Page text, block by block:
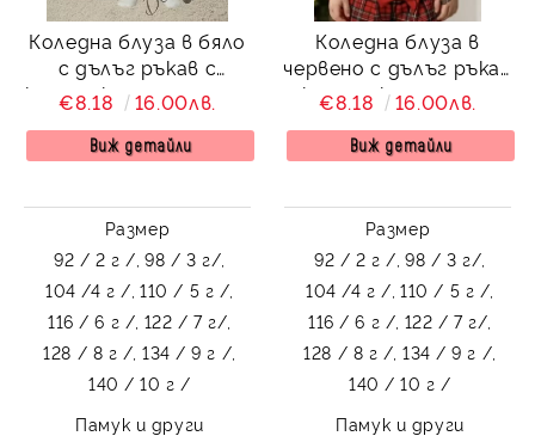
Коледна блуза в бяло
с дълъг ръкав с
картинка на момиче с
коте и елха
€8.18 16.00лв.
Виж детайли
Размер
92 / 2 г /, 98 / 3 г/,
104 /4 г /, 110 / 5 г /,
116 / 6 г /, 122 / 7 г/,
128 / 8 г /, 134 / 9 г /,
140 / 10 г /
Памук и други
Коледна блуза в
червено с дълъг ръкав
с картинка на момиче
с коте и елха
€8.18 16.00лв.
Виж детайли
Размер
92 / 2 г /, 98 / 3 г/,
104 /4 г /, 110 / 5 г /,
116 / 6 г /, 122 / 7 г/,
128 / 8 г /, 134 / 9 г /,
140 / 10 г /
Памук и други